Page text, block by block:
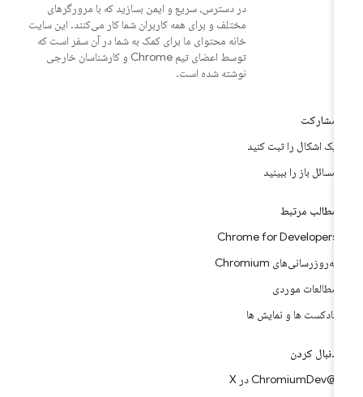
در دسترس، سریع و ایمن بسازید که با مرورگرهای
مختلف و برای همه کاربران شما کار می‌کنند. این سایت
خانه محتوای ما برای کمک به شما در آن سفر است که
توسط اعضای تیم Chrome و کارشناسان خارجی
نوشته شده است.
مشارکت
یک اشکال را ثبت کنید
مسائل باز را ببینید
مطالب مرتبط
Chrome for Developers
به‌روزرسانی‌های Chromium
مطالعات موردی
پادکست ها و نمایش ها
دنبال کردن